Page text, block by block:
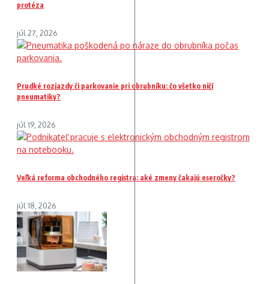
protéza
júl 27, 2026
Prudké rozjazdy či parkovanie pri obrubníku: čo všetko ničí
pneumatiky?
júl 19, 2026
Veľká reforma obchodného registra: aké zmeny čakajú eseročky?
júl 18, 2026